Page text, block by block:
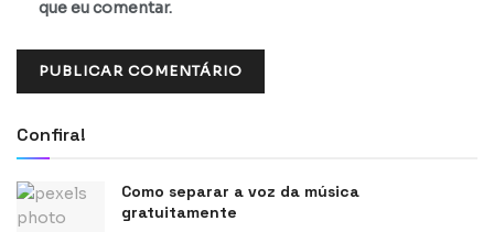
que eu comentar.
Confira!
Como separar a voz da música
gratuitamente